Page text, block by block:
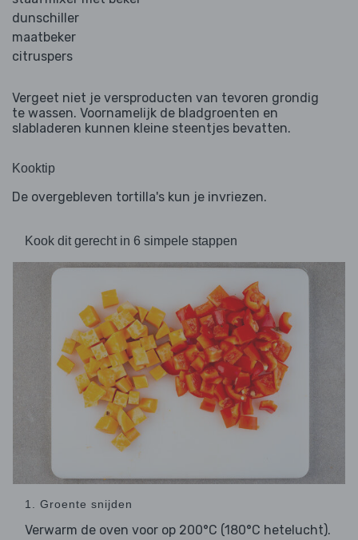
dunschiller
maatbeker
citruspers
Vergeet niet je versproducten van tevoren grondig
te wassen. Voornamelijk de bladgroenten en
slabladeren kunnen kleine steentjes bevatten.
Kooktip
De overgebleven tortilla's kun je invriezen.
Kook dit gerecht in 6 simpele stappen
1. Groente snijden
Verwarm de oven voor op 200°C (180°C hetelucht).